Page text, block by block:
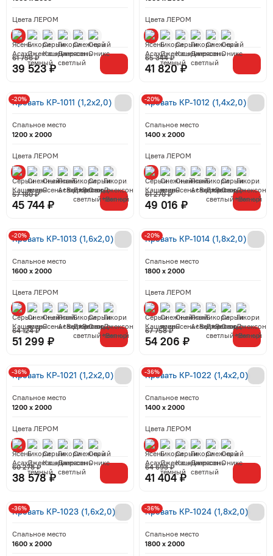
Цвета ЛЕРОМ
39 523 ₽
61 756 ₽
Цвета ЛЕРОМ
41 820 ₽
65 344 ₽
Кровать КР-1011 (1,2x2,0)
Спальное место
1200 x 2000
Цвета ЛЕРОМ
45 744 ₽
57 180 ₽
-20% Кровать КР-1012 (1,4x2,0)
Спальное место
1400 x 2000
Цвета ЛЕРОМ
49 016 ₽
61 270 ₽
-20%
Кровать КР-1013 (1,6x2,0)
Спальное место
1600 x 2000
Цвета ЛЕРОМ
51 299 ₽
64 124 ₽
-20% Кровать КР-1014 (1,8x2,0)
Спальное место
1800 x 2000
Цвета ЛЕРОМ
54 206 ₽
67 758 ₽
-20%
Кровать КР-1021 (1,2x2,0)
Спальное место
1200 x 2000
Цвета ЛЕРОМ
38 578 ₽
60 278 ₽
-36% Кровать КР-1022 (1,4x2,0)
Спальное место
1400 x 2000
Цвета ЛЕРОМ
41 404 ₽
64 693 ₽
-36%
Кровать КР-1023 (1,6x2,0)
Спальное место
1600 x 2000
-36% Кровать КР-1024 (1,8x2,0)
Спальное место
1800 x 2000
-36%